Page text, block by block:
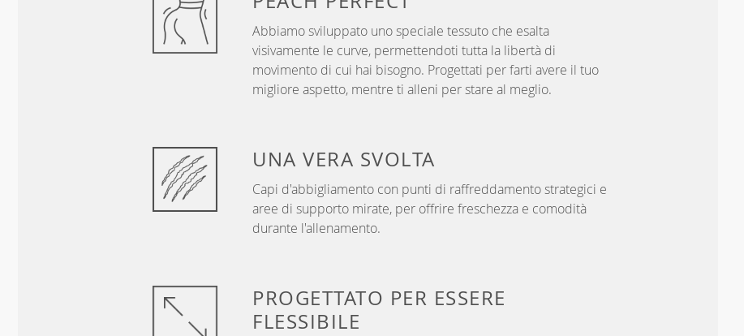
Abbiamo sviluppato uno speciale tessuto che esalta
visivamente le curve, permettendoti tutta la libertà di
movimento di cui hai bisogno. Progettati per farti avere il tuo
migliore aspetto, mentre ti alleni per stare al meglio.
UNA VERA SVOLTA
Capi d'abbigliamento con punti di raffreddamento strategici e
aree di supporto mirate, per offrire freschezza e comodità
durante l'allenamento.
PROGETTATO PER ESSERE
FLESSIBILE